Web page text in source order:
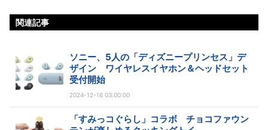
関連記事
ソニー、5人の「ディズニープリンセス」デ
ザイン ワイヤレスイヤホン＆ヘッドセット
受付開始
2024-12-16 03:00:00
「すみっコぐらし」コラボ チョコファウン